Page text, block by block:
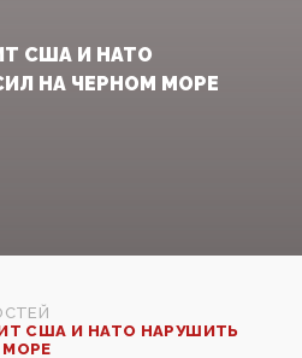
США И НАТО
НА ЧЕРНОМ МОРЕ
США И НАТО НАРУШИТЬ
МОРЕ